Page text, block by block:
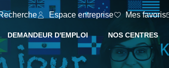
Espace entreprise Mes favoris
DEMANDEUR D'EMPLOI NOS CENTRES